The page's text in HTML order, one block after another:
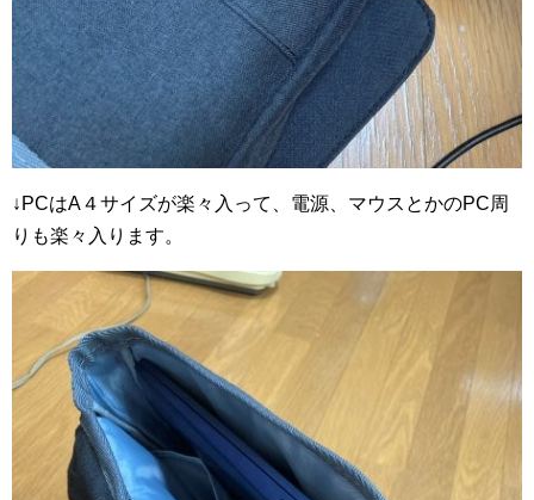
↓PCはA４サイズが楽々入って、電源、マウスとかのPC周
りも楽々入ります。